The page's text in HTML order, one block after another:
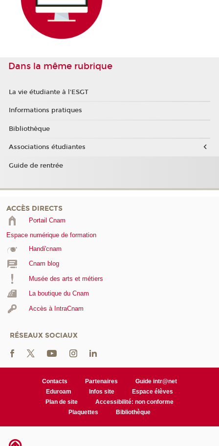
Dans la même rubrique
La vie étudiante à l'ESGT
Informations pratiques
Bibliothèque
Associations étudiantes
Guide de rentrée
ACCÈS DIRECTS
Portail Cnam
Espace numérique de formation
Handi'cnam
Cnam blog
Musée des arts et métiers
La boutique du Cnam
Accès à IntraCnam
RÉSEAUX SOCIAUX
Contacts Partenaires
Guide intr@net
Eduroam
Infos site
Espace élèves
Plan de site
Accessibilité: non conforme
Plaquettes
Bibliothèque